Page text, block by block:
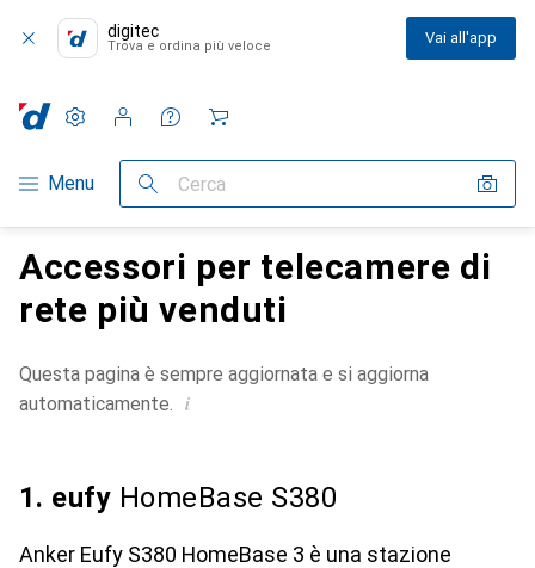
digitec
Trova e ordina più veloce Vai all'app
Categoria Navigazione
Menu Cerca
Impostazioni
Conto cliente
Liste di confronto
Liste dei desideri
Carrello
Accessori per telecamere di
rete più venduti
Questa pagina è sempre aggiornata e si aggiorna
automaticamente. i
1. eufy HomeBase S380
Anker Eufy S380 HomeBase 3 è una stazione